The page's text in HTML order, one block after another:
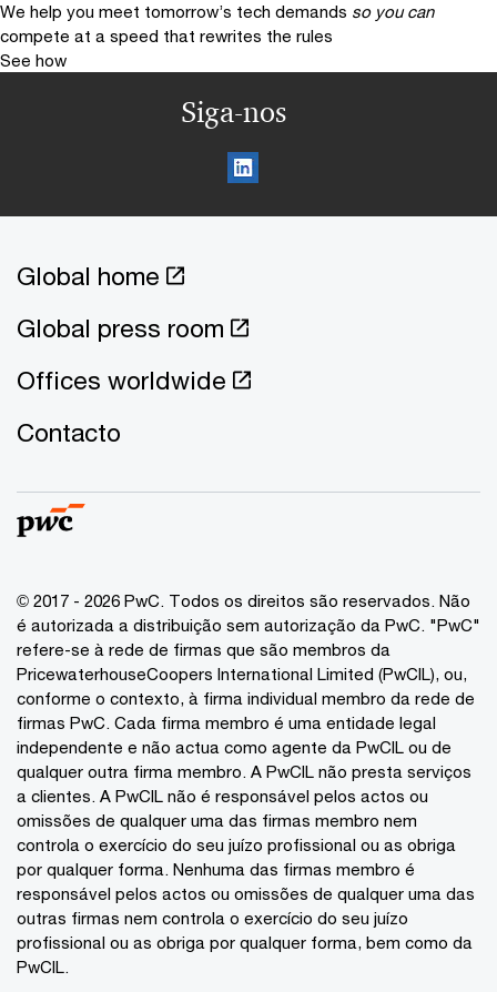
We help you meet tomorrow’s tech demands so you can
compete at a speed that rewrites the rules
See how
Siga-nos
Global home
Global press room
Offices worldwide
Contacto
© 2017 - 2026 PwC. Todos os direitos são reservados. Não
é autorizada a distribuição sem autorização da PwC. "PwC"
refere-se à rede de firmas que são membros da
PricewaterhouseCoopers International Limited (PwCIL), ou,
conforme o contexto, à firma individual membro da rede de
firmas PwC. Cada firma membro é uma entidade legal
independente e não actua como agente da PwCIL ou de
qualquer outra firma membro. A PwCIL não presta serviços
a clientes. A PwCIL não é responsável pelos actos ou
omissões de qualquer uma das firmas membro nem
controla o exercício do seu juízo profissional ou as obriga
por qualquer forma. Nenhuma das firmas membro é
responsável pelos actos ou omissões de qualquer uma das
outras firmas nem controla o exercício do seu juízo
profissional ou as obriga por qualquer forma, bem como da
PwCIL.